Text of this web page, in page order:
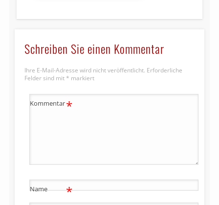
Schreiben Sie einen Kommentar
Ihre E-Mail-Adresse wird nicht veröffentlicht. Erforderliche
Felder sind mit * markiert
Kommentar*
Name *